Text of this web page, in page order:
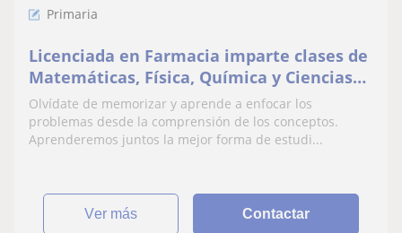
Primaria
Licenciada en Farmacia imparte clases de
Matemáticas, Física, Química y Ciencias
Naturales
Olvídate de memorizar y aprende a enfocar los
problemas desde la comprensión de los conceptos.
Aprenderemos juntos la mejor forma de estudi...
ver más Contactar